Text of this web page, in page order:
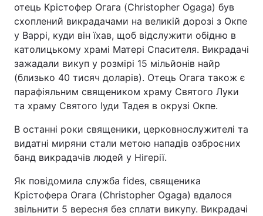
Спорт Наука
Техно і зв'язок Лайт
Зброя Інциденти
Здоров'я Туризм
Цікавинки Погода
Відео з Youtube Статті
отець Крістофер Огага (Christopher Ogaga) був
схоплений викрадачами на великій дорозі з Окпе
у Варрі, куди він їхав, щоб відслужити обідню в
католицькому храмі Матері Спасителя. Викрадачі
зажадали викуп у розмірі 15 мільйонів найр
(близько 40 тисяч доларів). Отець Огага також є
парафіяльним священиком храму Святого Луки
та храму Святого Іуди Тадея в окрузі Окпе.
В останні роки священики, церковнослужителі та
видатні миряни стали метою нападів озброєних
банд викрадачів людей у Нігерії.
Як повідомила служба fides, священика
Крістофера Огага (Christopher Ogaga) вдалося
звільнити 5 вересня без сплати викупу. Викрадачі